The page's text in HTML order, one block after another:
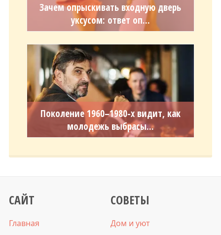
Зачем опрыскивать входную дверь
уксусом: ответ оп...
Поколение 1960–1980-х видит, как
молодежь выбрасы...
САЙТ
Главная
СОВЕТЫ
Дом и уют